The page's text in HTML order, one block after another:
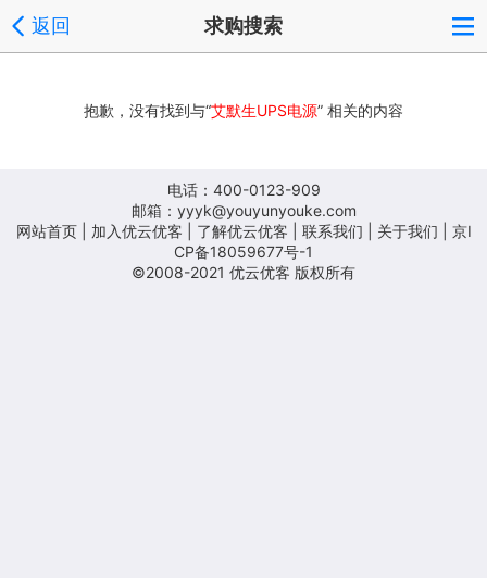
返回 求购搜索
抱歉，没有找到与“艾默生UPS电源” 相关的内容
电话：400-0123-909
邮箱：yyyk@youyunyouke.com
网站首页| 加入优云优客 了解优云优客 联系我们 关于我们 | 京I
CP备18059677号-1
©2008-2021 优云优客 版权所有